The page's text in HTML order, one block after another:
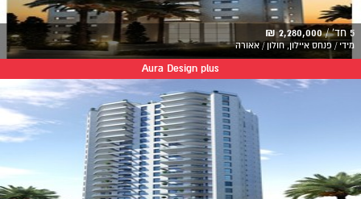
5 חד' / 2,280,000 ₪
מידי / פנחס איילון, חולון / אאורה
Aura Design plus